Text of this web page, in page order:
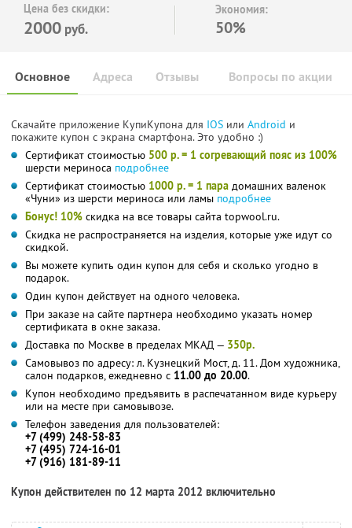
Цена без скидки:
2000 руб.
Экономия:
50%
Основное Отзывы Вопросы по акции
Адреса
Скачайте приложение КупиКупона для IOS или Android и
покажите купон с экрана смартфона. Это удобно :)
Сертификат стоимостью 500 р. = 1 согревающий пояс из 100%
шерсти мериноса подробнее
Сертификат стоимостью 1000 р. = 1 пара домашних валенок
«Чуни» из шерсти мериноса или ламы подробнее
Бонус! 10% скидка на все товары сайта topwool.ru.
Скидка не распространяется на изделия, которые уже идут со
скидкой.
Вы можете купить один купон для себя и сколько угодно в
подарок.
Один купон действует на одного человека.
При заказе на сайте партнера необходимо указать номер
сертификата в окне заказа.
Доставка по Москве в пределах МКАД — 350р.
Самовывоз по адресу: л. Кузнецкий Мост, д. 11. Дом художника,
салон подарков, ежедневно с 11.00 до 20.00.
Купон необходимо предъявить в распечатанном виде курьеру
или на месте при самовывозе.
Телефон заведения для пользователей:
+7 (499) 248-58-83
+7 (495) 724-16-01
+7 (916) 181-89-11
Купон действителен по 12 марта 2012 включительно